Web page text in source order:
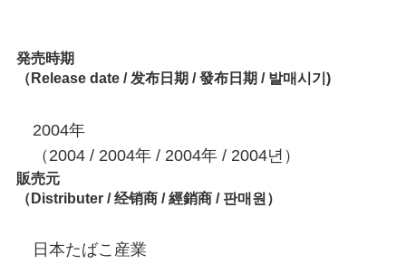
発売時期
（Release date / 发布日期 / 發布日期 / 발매시기)
2004年
（2004 / 2004年 / 2004年 / 2004년）
販売元
（Distributer / 经销商 / 經銷商 / 판매원）
日本たばこ産業